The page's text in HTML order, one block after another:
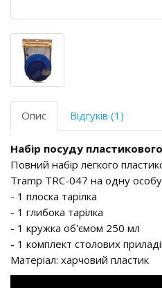
Опис Відгуків (1)
Набір посуду
Повний набір легкого
Tramp TRC-047 на одну
- 1 плоска тарілка
- 1 глибока тарілка
- 1 кружка об'ємом 250 мл
- 1 комплект столових
Матеріал: харчовий пластик